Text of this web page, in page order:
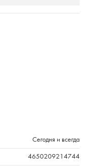
Сегодня и всегда
4650209214744